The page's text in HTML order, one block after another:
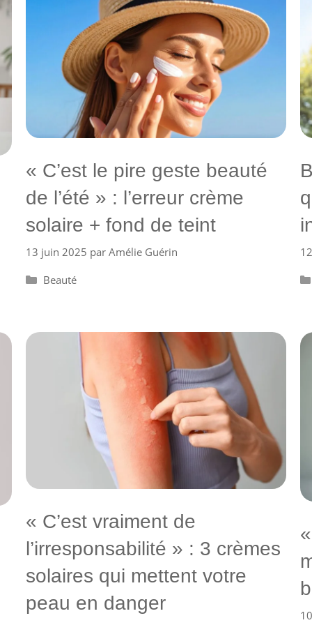
« C’est le pire geste beauté
de l’été » : l’erreur crème
solaire + fond de teint
13 juin 2025 parAmélie Guérin
Catégories
Beauté
« C’est vraiment de
l’irresponsabilité » : 3 crèmes
solaires qui mettent votre
peau en danger